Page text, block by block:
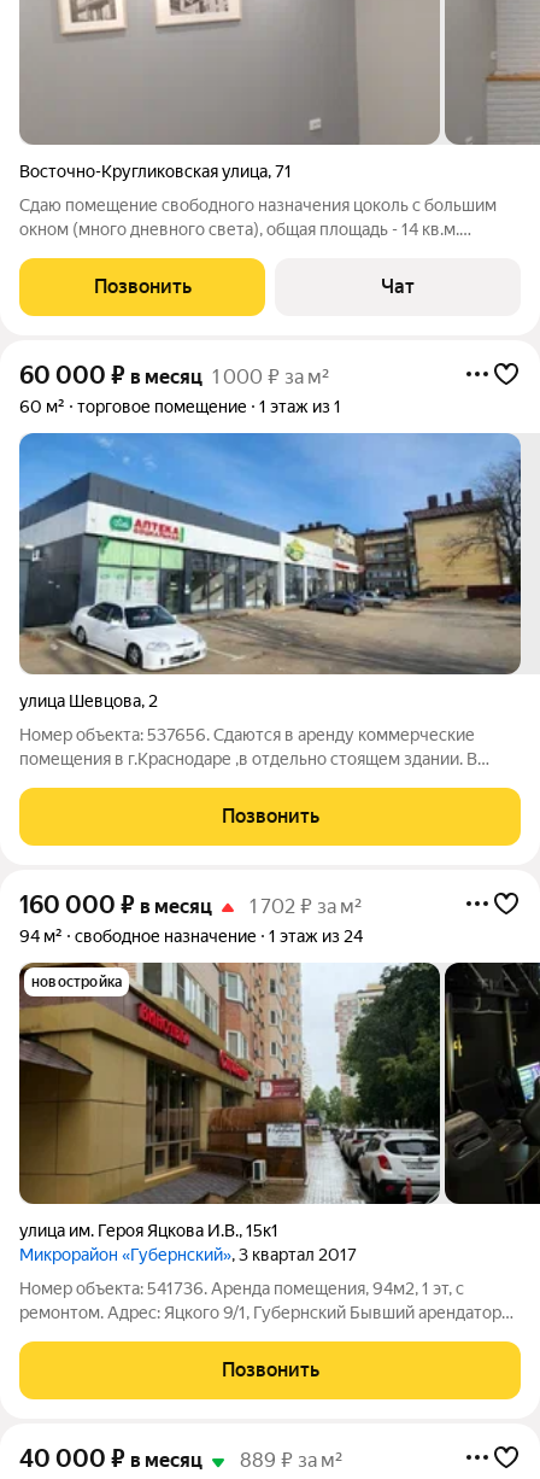
Восточно-Кругликовская улица,71
Сдаю помещение свободного назначения цоколь с большим
окном (много дневного света), общая площадь - 14 кв.м.
трафиком. Свежий ремонт, кондиционер, центральное
отопление, с/у на этаже на 2 помещения,
Позвонить Чат
60 000 ₽ в месяц 1 000 ₽ за м²
60 м² торговое помещение 1 этаж из 1
улица Шевцова, 2
Номер объекта: 537656. Сдаются в аренду коммерческие
помещения в г.Краснодаре ,в отдельно стоящем здании. В
Хадыжи+, Красное и Белое и др. Площадь-60 м2. Цена-60 000
р Площадь- 100 м2. Цена-80
Позвонить
160 000 ₽ в месяц 1 702 ₽ за м²
94 м² свободное назначение 1 этаж из 24
новостройка
улица им. Героя Яцкова И.В.,15к1
Микрорайон «Губернский», 3 квартал 2017
Номер объекта: 541736. Аренда помещения, 94м2, 1 эт, с
ремонтом. Адрес: Яцкого 9/1, Губернский Бывший арендатор
система. Вытяжка
Позвонить
40 000 ₽ в месяц 889 ₽ за м²